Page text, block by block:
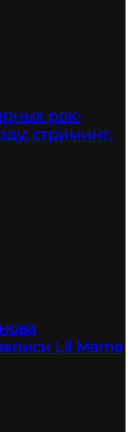
рок-
стриминг,
Lil Mama